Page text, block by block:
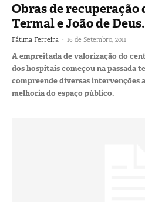
Obras de recuperação
Termal e João de
Fátima Ferreira - 16 de Setembro, 2011
A empreitada de valorização do
dos hospitais começou na passada
compreende diversas intervenções
melhoria do espaço público.